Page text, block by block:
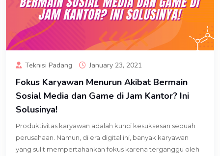
Teknisi Padang January 23, 2021
Fokus Karyawan Menurun Akibat Bermain
Sosial Media dan Game di Jam Kantor? Ini
Solusinya!
Produktivitas karyawan adalah kunci kesuksesan sebuah
perusahaan. Namun, di era digital ini, banyak karyawan
yang sulit mempertahankan fokus karena terganggu oleh